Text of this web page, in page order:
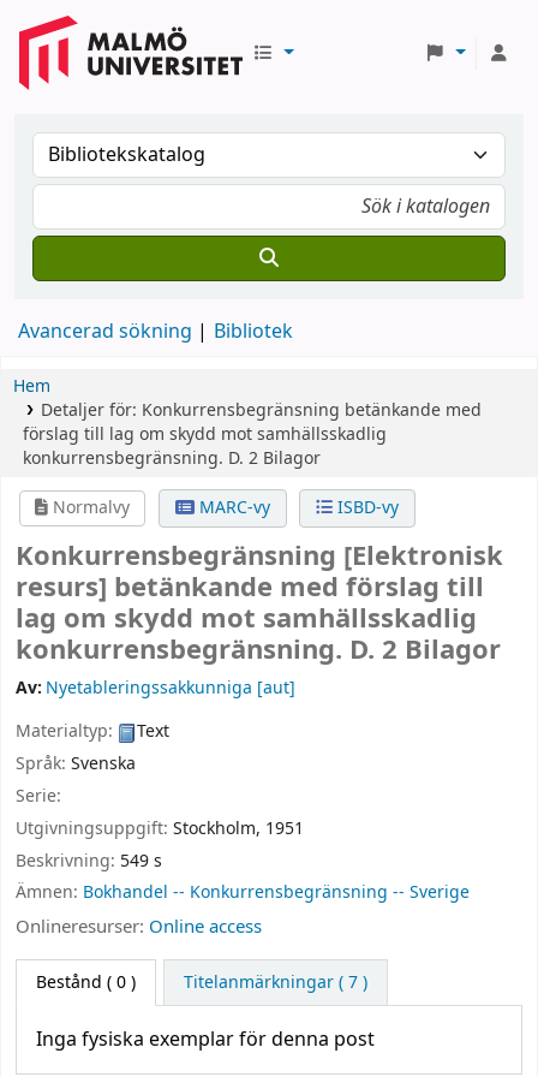
Avancerad sökning Bibliotek
Hem
Detaljer för: Konkurrensbegränsning betänkande med
förslag till lag om skydd mot samhällsskadlig
konkurrensbegränsning. D. 2 Bilagor
Normalvy
MARC-vy ISBD-vy
Konkurrensbegränsning [Elektronisk
resurs] betänkande med förslag till
lag om skydd mot samhällsskadlig
konkurrensbegränsning. D. 2 Bilagor
Av: Nyetableringssakkunniga [aut]
Materialtyp:
Text
Språk: Svenska
Serie:
Utgivningsuppgift: Stockholm, 1951
Beskrivning: 549 s
Ämnen: Bokhandel -- Konkurrensbegränsning -- Sverige
Onlineresurser: Online access
Bestånd ( 0 ) Titelanmärkningar ( 7 )
Inga fysiska exemplar för denna post